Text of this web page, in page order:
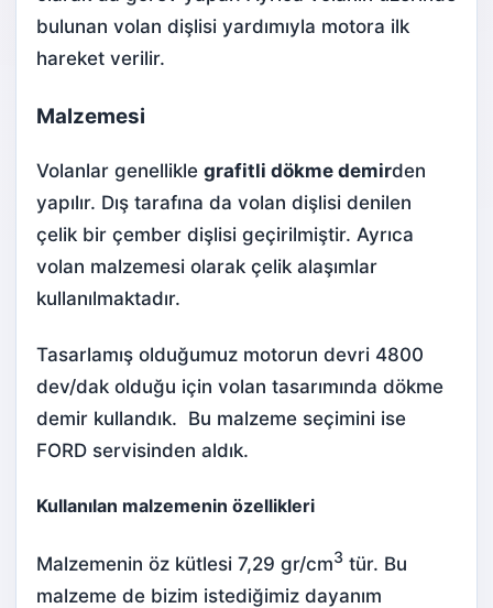
bulunan volan dişlisi yardımıyla motora ilk
hareket verilir.
Malzemesi
Volanlar genellikle grafitli dökme demirden
yapılır. Dış tarafına da volan dişlisi denilen
çelik bir çember dişlisi geçirilmiştir. Ayrıca
volan malzemesi olarak çelik alaşımlar
kullanılmaktadır.
Tasarlamış olduğumuz motorun devri 4800
dev/dak olduğu için volan tasarımında dökme
demir kullandık. Bu malzeme seçimini ise
FORD servisinden aldık.
Kullanılan malzemenin özellikleri
Malzemenin öz kütlesi 7,29 gr/cm3 tür. Bu
malzeme de bizim istediğimiz dayanım